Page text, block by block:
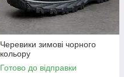
Черевики зимові чорного
кольору
Готово до відправки